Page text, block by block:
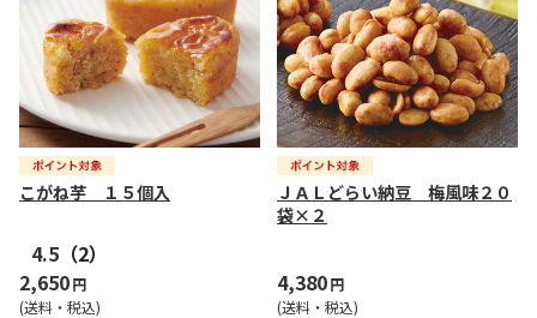
こがね芋 １５個入
4.5 （2）
2,650円
(送料・税込)
ＪＡＬどらい納豆 梅風味２０
袋×２
4,380円
(送料・税込)